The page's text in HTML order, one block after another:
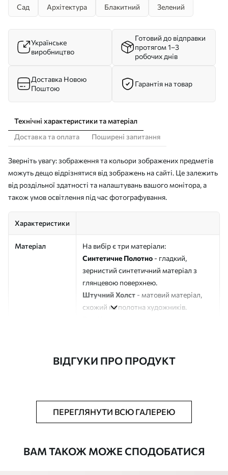
Сад Архітектура Блакитний Зелений
Українське
виробництво
Готовий до відправки
протягом 1–3
робочих днів
Доставка Новою
Поштою
Гарантія на товар
Технічні характеристики та матеріал
Доставка та оплата
Поширені запитання
Зверніть увагу: зображення та кольори зображених предметів
можуть дещо відрізнятися від зображень на сайті. Це залежить
від роздільної здатності та налаштувань вашого монітора, а
також умов освітлення під час фотографування.
Характеристики
Матеріал
На вибір є три матеріали:
Синтетичне Полотно - гладкий,
зернистий синтетичний матеріал з
глянцевою поверхнею.
Штучний Холст - матовий матеріал,
схожий на полотна художників.
Додатково Можна додати лакове покриття.
ВІДГУКИ ПРО ПРОДУКТ
ПЕРЕГЛЯНУТИ ВСЮ ГАЛЕРЕЮ
ВАМ ТАКОЖ МОЖЕ СПОДОБАТИСЯ